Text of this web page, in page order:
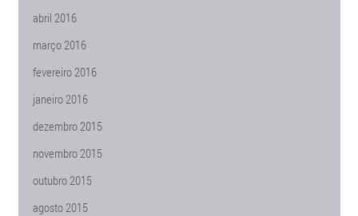
abril 2016
março 2016
fevereiro 2016
janeiro 2016
dezembro 2015
novembro 2015
outubro 2015
agosto 2015